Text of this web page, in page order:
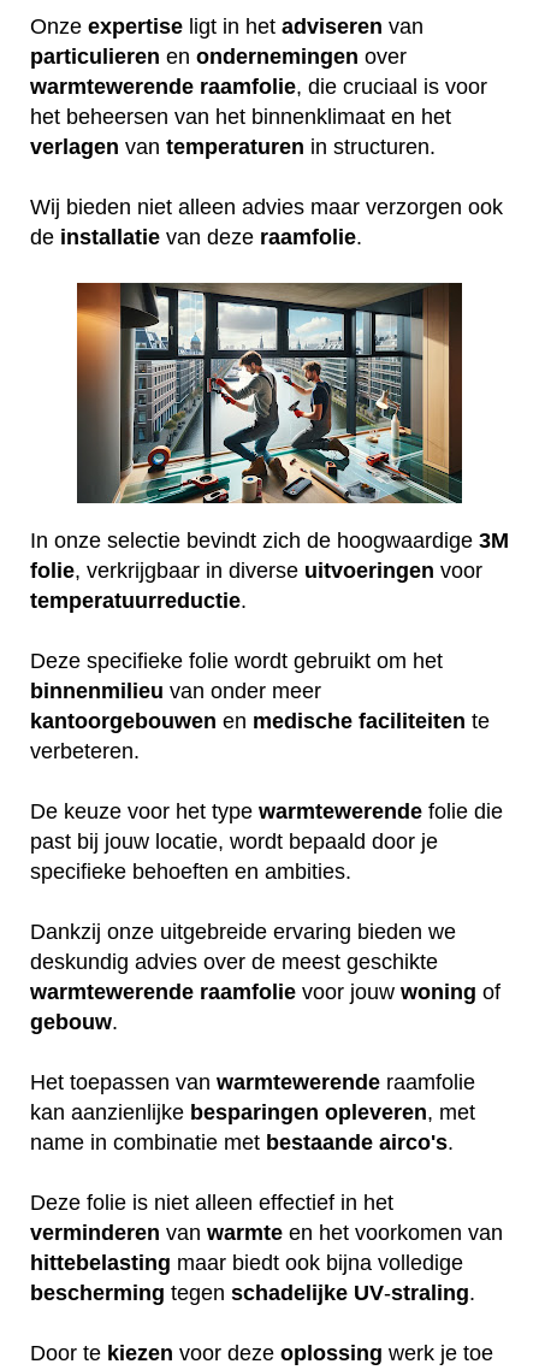
Onze expertise ligt in het adviseren van
particulieren en ondernemingen over
warmtewerende raamfolie, die cruciaal is voor
het beheersen van het binnenklimaat en het
verlagen van temperaturen in structuren.
Wij bieden niet alleen advies maar verzorgen ook
de installatie van deze raamfolie.
In onze selectie bevindt zich de hoogwaardige 3M
folie, verkrijgbaar in diverse uitvoeringen voor
temperatuurreductie.
Deze specifieke folie wordt gebruikt om het
binnenmilieu van onder meer
kantoorgebouwen en medische faciliteiten te
verbeteren.
De keuze voor het type warmtewerende folie die
past bij jouw locatie, wordt bepaald door je
specifieke behoeften en ambities.
Dankzij onze uitgebreide ervaring bieden we
deskundig advies over de meest geschikte
warmtewerende raamfolie voor jouw woning of
gebouw.
Het toepassen van warmtewerende raamfolie
kan aanzienlijke besparingen opleveren, met
name in combinatie met bestaande airco's.
Deze folie is niet alleen effectief in het
verminderen van warmte en het voorkomen van
hittebelasting maar biedt ook bijna volledige
bescherming tegen schadelijke UV-straling.
Door te kiezen voor deze oplossing werk je toe